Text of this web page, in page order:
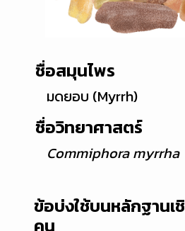
ชื่อสมุนไพร
มดยอบ (Myrrh)
ชื่อวิทยาศาสตร์
Commiphora myrrha
ข้อบ่งใช้บนหลักฐานเ
คน